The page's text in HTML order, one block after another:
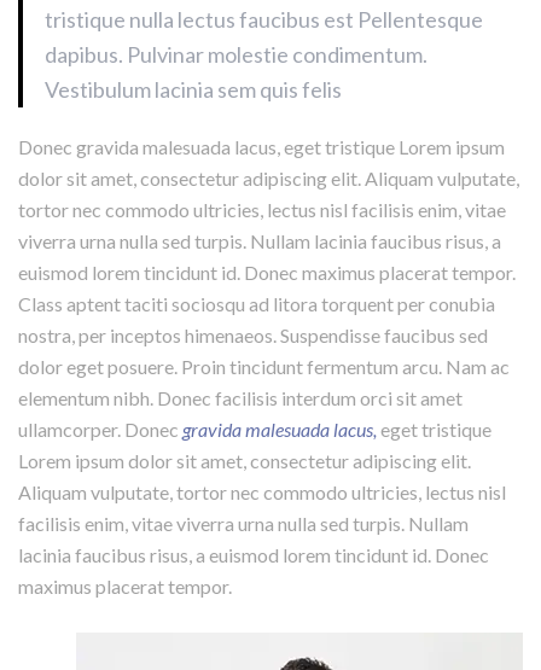
tristique nulla lectus faucibus est Pellentesque
dapibus. Pulvinar molestie condimentum.
Vestibulum lacinia sem quis felis
Donec gravida malesuada lacus, eget tristique Lorem ipsum
dolor sit amet, consectetur adipiscing elit. Aliquam vulputate,
tortor nec commodo ultricies, lectus nisl facilisis enim, vitae
viverra urna nulla sed turpis. Nullam lacinia faucibus risus, a
euismod lorem tincidunt id. Donec maximus placerat tempor.
Class aptent taciti sociosqu ad litora torquent per conubia
nostra, per inceptos himenaeos. Suspendisse faucibus sed
dolor eget posuere. Proin tincidunt fermentum arcu. Nam ac
elementum nibh. Donec facilisis interdum orci sit amet
ullamcorper. Donec gravida malesuada lacus, eget tristique
Lorem ipsum dolor sit amet, consectetur adipiscing elit.
Aliquam vulputate, tortor nec commodo ultricies, lectus nisl
facilisis enim, vitae viverra urna nulla sed turpis. Nullam
lacinia faucibus risus, a euismod lorem tincidunt id. Donec
maximus placerat tempor.